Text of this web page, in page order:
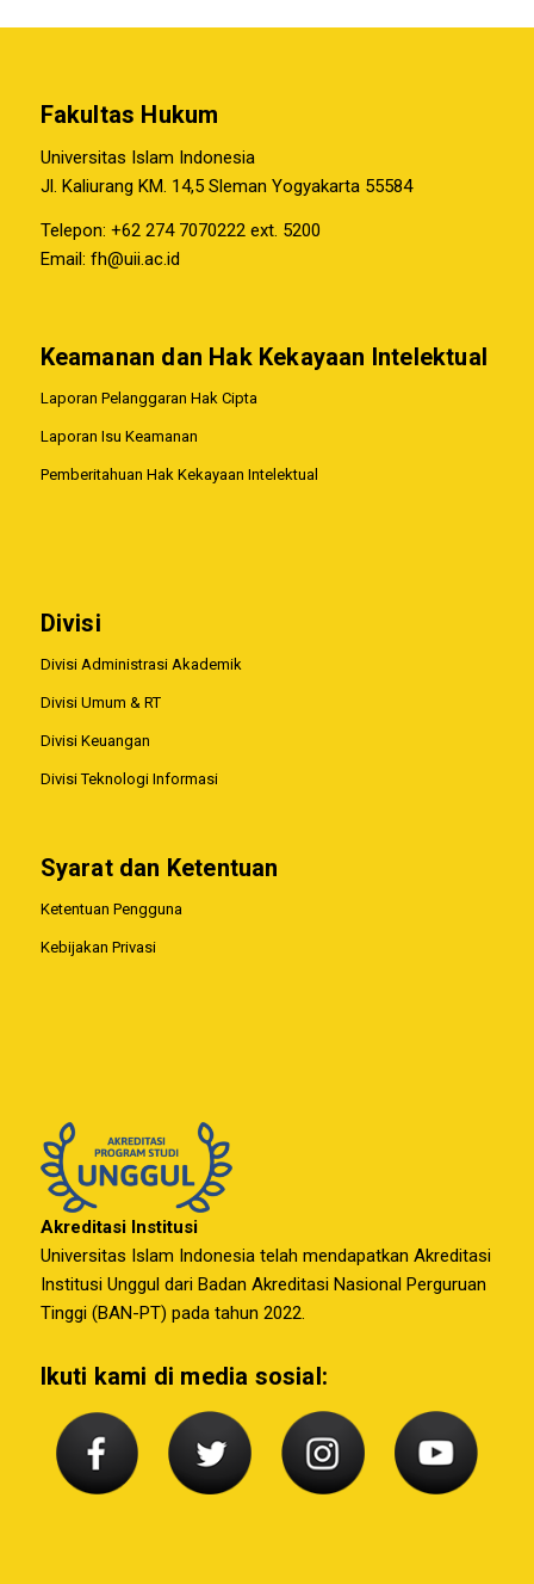
Fakultas Hukum
Universitas Islam Indonesia
Jl. Kaliurang KM. 14,5 Sleman Yogyakarta 55584
Telepon: +62 274 7070222 ext. 5200
Email: fh@uii.ac.id
Keamanan dan Hak Kekayaan Intelektual
Laporan Pelanggaran Hak Cipta
Laporan Isu Keamanan
Pemberitahuan Hak Kekayaan Intelektual
Divisi
Divisi Administrasi Akademik
Divisi Umum & RT
Divisi Keuangan
Divisi Teknologi Informasi
Syarat dan Ketentuan
Ketentuan Pengguna
Kebijakan Privasi
Akreditasi Institusi
Universitas Islam Indonesia telah mendapatkan Akreditasi
Institusi Unggul dari Badan Akreditasi Nasional Perguruan
Tinggi (BAN-PT) pada tahun 2022.
Ikuti kami di media sosial: